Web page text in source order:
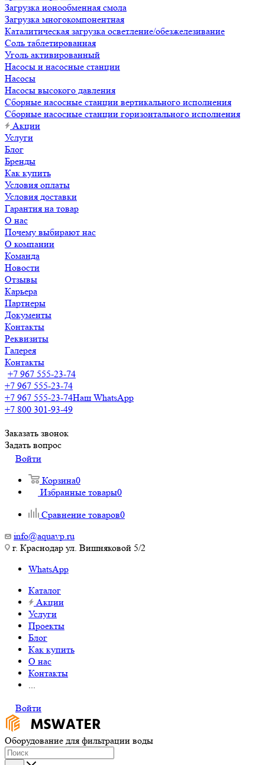
Загрузка ионообменная смола
Загрузка многокомпонентная
Каталитическая загрузка осветление/обезжелезивание
Соль таблетированная
Уголь активированный
Насосы и насосные станции
Насосы
Насосы высокого давления
Сборные насосные станции вертикального исполнения
Сборные насосные станции горизонтального исполнения
Акции
Услуги
Блог
Бренды
Как купить
Условия оплаты
Условия доставки
Гарантия на товар
О нас
Почему выбирают нас
О компании
Команда
Новости
Отзывы
Карьера
Партнеры
Документы
Контакты
Реквизиты
Галерея
Контакты
+7 967 555-23-74
+7 967 555-23-74
+7 967 555-23-74Наш WhatsApp
+7 800 301-93-49
Заказать звонок
Задать вопрос
Войти
Корзина0
Избранные товары0
Сравнение товаров0
info@aquavp.ru
г. Краснодар ул. Вишняковой 5/2
WhatsApp
Каталог
Акции
Услуги
Проекты
Блог
Как купить
О нас
Контакты
...
Войти
Оборудование для фильтрации воды